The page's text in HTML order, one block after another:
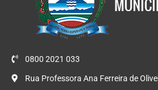
0800 2021 033
Rua Professora Ana Ferreira de